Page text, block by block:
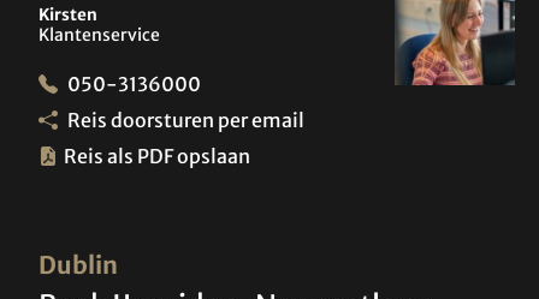
Dublin
Kirsten
Klantenservice
050-3136000
Reis doorsturen per email
Reis als PDF opslaan